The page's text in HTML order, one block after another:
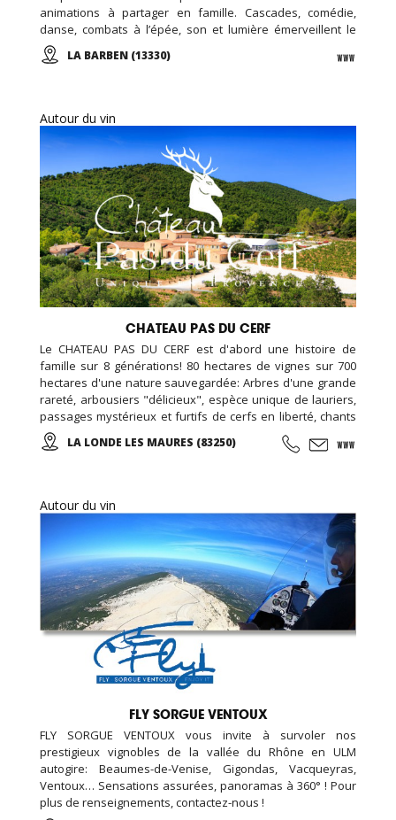
animations à partager en famille. Cascades, comédie,
danse, combats à l’épée, son et lumière émerveillent le
public au cœur du château millénaire de La Barben. En
journée ou en soirée, vivez l'aventure au Rocher Mistral !
LA BARBEN (13330)
Autour du vin
CHATEAU PAS DU CERF
Le CHATEAU PAS DU CERF est d'abord une histoire de
famille sur 8 générations! 80 hectares de vignes sur 700
hectares d'une nature sauvegardée: Arbres d'une grande
rareté, arbousiers "délicieux", espèce unique de lauriers,
passages mystérieux et furtifs de cerfs en liberté, chants
mêlés de cigales et d'oiseaux, parfums enivrants... De
belles balades en perspectives! Des vins rouges, rosés et
LA LONDE LES MAURES (83250)
Autour du vin
FLY SORGUE VENTOUX
FLY SORGUE VENTOUX vous invite à survoler nos
prestigieux vignobles de la vallée du Rhône en ULM
autogire: Beaumes-de-Venise, Gigondas, Vacqueyras,
Ventoux… Sensations assurées, panoramas à 360° ! Pour
plus de renseignements, contactez-nous !